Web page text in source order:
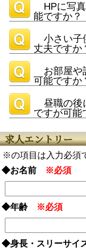
HPに写
能ですか？
小さい子
丈夫ですか
お部屋や
可能ですか
昼職の後
ですが可能
求人エントリー
※の項目は入力必須
◆お名前 ※必須
◆年齢 ※必須
◆身長・スリーサイ